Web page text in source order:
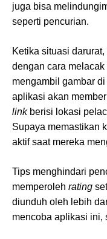
juga bisa
seperti pencurian.
Ketika situasi
dengan cara
mengambil gambar
aplikasi akan
link berisi lokasi
Supaya memastikan
aktif saat mereka
Tips menghindari
memperoleh rating
diunduh oleh lebih
mencoba aplikasi ini,